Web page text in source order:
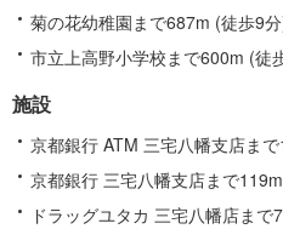
菊の花幼稚園まで687m (徒歩9
市立上高野小学校まで600m (徒
施設
京都銀行 ATM 三宅八幡支店ま
京都銀行 三宅八幡支店まで
ドラッグユタカ 三宅八幡店まで